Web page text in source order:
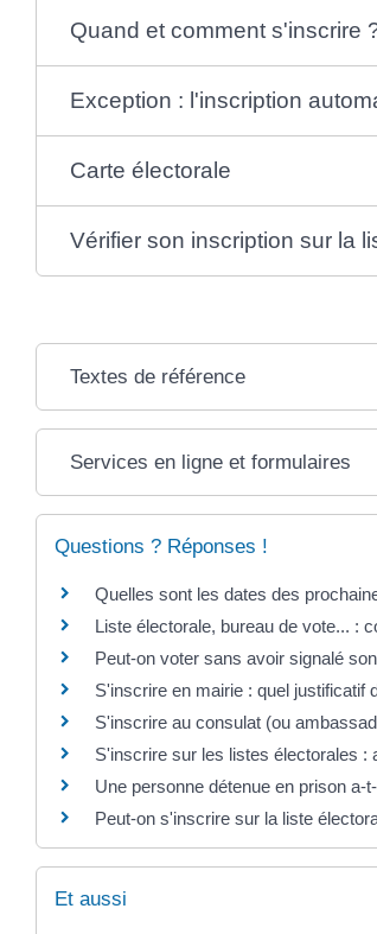
Quand et comment s'inscrire
Exception : l'inscription
Carte électorale
Vérifier son inscription sur la
Textes de référence
Services en ligne et formulaires
Questions ? Réponses !
Quelles sont les dates des
Liste électorale, bureau de vote... :
Peut-on voter sans avoir signalé
S'inscrire en mairie : quel justificatif
S'inscrire au consulat (ou
S'inscrire sur les listes électorales :
Une personne détenue en prison a-
Peut-on s'inscrire sur la liste
Et aussi